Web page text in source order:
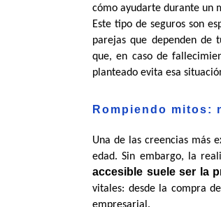
cómo ayudarte durante un
Este tipo de seguros son
parejas que dependen de
que, en caso de
planteado evita esa
Rompiendo mitos:
Una de las creencias más
edad. Sin embargo, la
accesible suele ser la
vitales: desde la compra